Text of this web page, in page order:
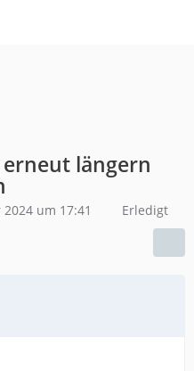
längern
um 17:41 Erledigt